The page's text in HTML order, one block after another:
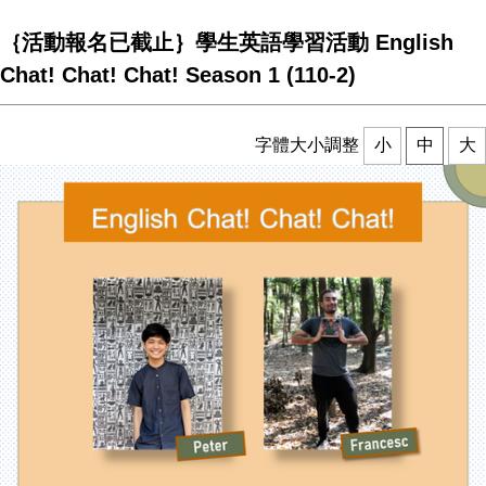
｛活動報名已截止｝學生英語學習活動 English
Chat! Chat! Chat! Season 1 (110-2)
字體大小調整 小 中 大